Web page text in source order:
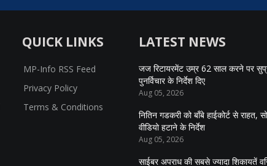
QUICK LINKS
MP-Info RSS Feed
Privacy Policy
Terms & Conditions
LATEST NEWS
जज रिटायरमेंट उम्र 62 साल करने पर
पुनर्विचार के निर्देश दिए
Aug 05, 2026
नितिन गडकरी को बॉंबे हाईकोर्ट से राहत,
वीडियो हटाने के निर्देश
Aug 05, 2026
साईबर अपराध की सबसे ज्यादा शिकायतें